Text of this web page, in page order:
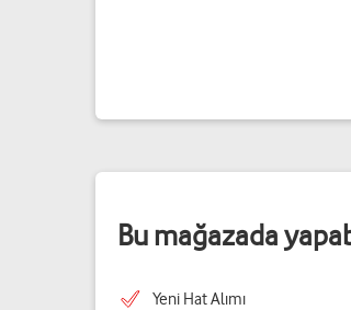
Bu mağazada
Yeni Hat Alımı